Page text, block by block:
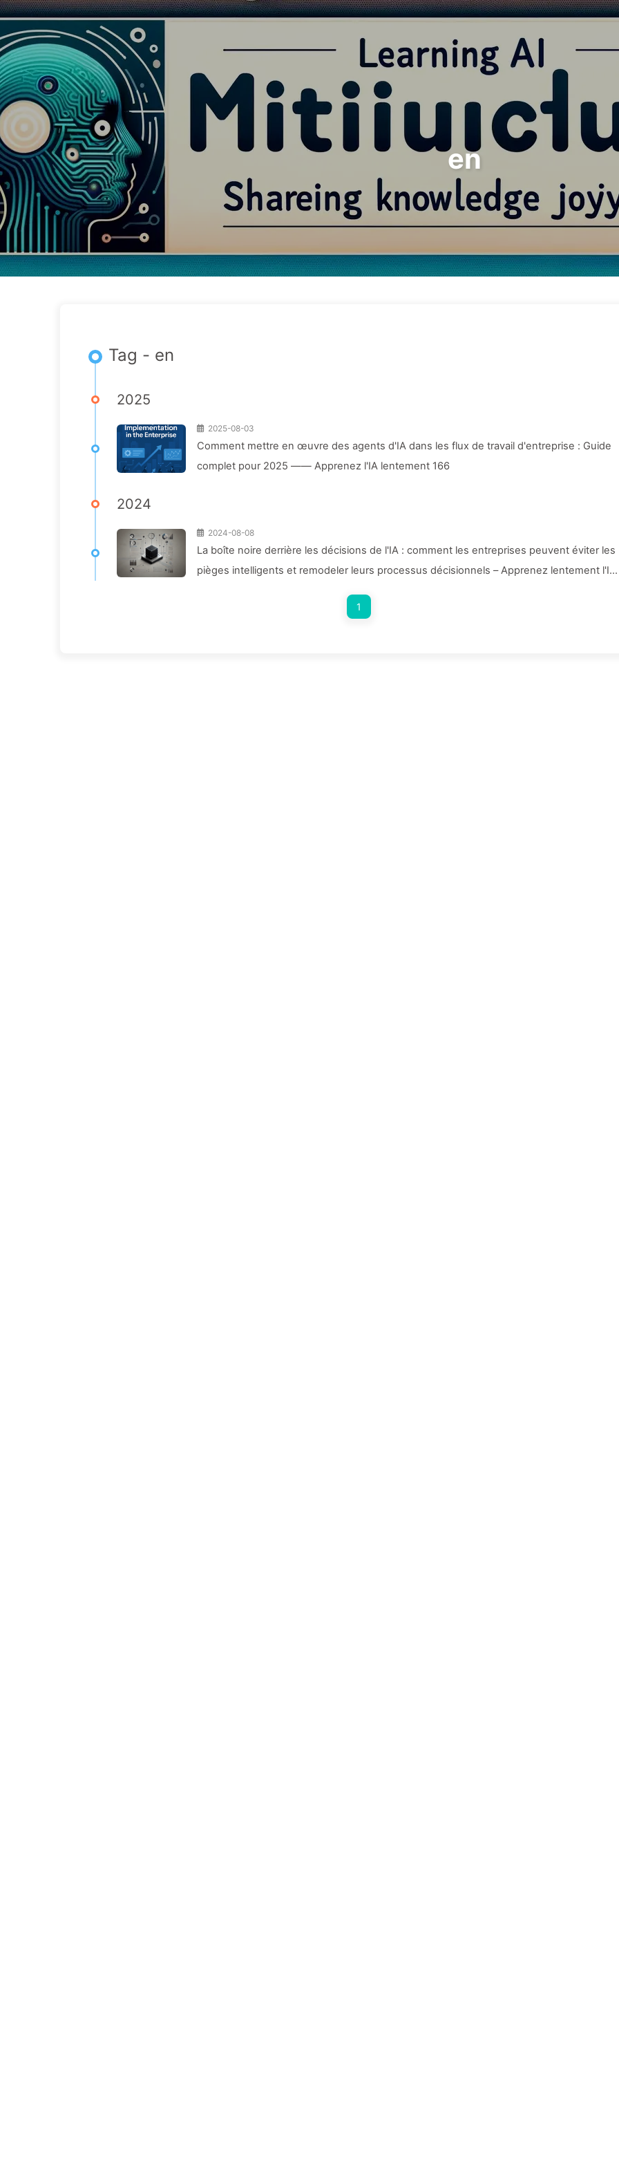
Le Chemin vers la Transformation par l'IA Rechercher Accueil Archives
en
Tag - en
2025
2025-08-03
Comment mettre en œuvre des agents d'IA dans les flux de travail d'entreprise : Guide
complet pour 2025 —— Apprenez l'IA lentement 166
2024
2024-08-08
La boîte noire derrière les décisions de l'IA : comment les entreprises peuvent éviter les
pièges intelligents et remodeler leurs processus décisionnels – Apprenez lentement l'IA
1